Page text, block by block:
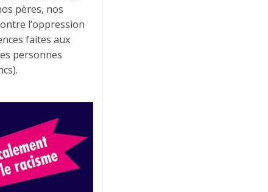
pères, nos
l’oppression
faites aux
personnes